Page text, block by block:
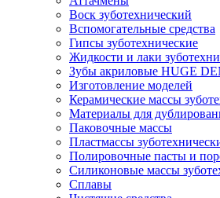
Воск зуботехнический
Вспомогательные средства
Гипсы зуботехнические
Жидкости и лаки
Зубы акриловые HUGE
Изготовление моделей
Керамические массы
Материалы для
Паковочные массы
Пластмассы
Полировочные пасты и
Силиконовые массы
Сплавы